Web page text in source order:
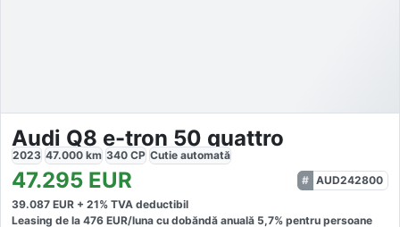
Audi Q8 e-tron 50 quattro
2023 47.000 km 340 CP Cutie automată
47.295 EUR
AUD242800
39.087 EUR + 21% TVA deductibil
Leasing de la 476 EUR/luna cu dobăndă anuală 5,7% pentru persoane